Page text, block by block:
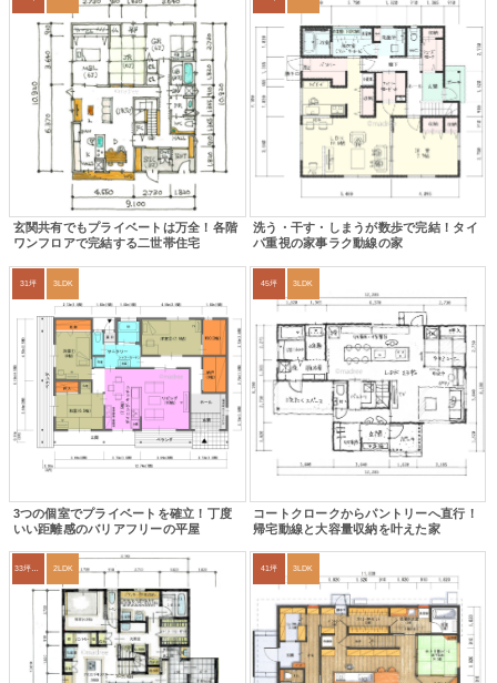
玄関共有でもプライベートは万全！各階
ワンフロアで完結する二世帯住宅
洗う・干す・しまうが数歩で完結！タイ
パ重視の家事ラク動線の家
31坪 3LDK
3つの個室でプライベートを確立！丁度
いい距離感のバリアフリーの平屋
45坪 3LDK
コートクロークからパントリーへ直行！
帰宅動線と大容量収納を叶えた家
2LDK 41坪 3LDK